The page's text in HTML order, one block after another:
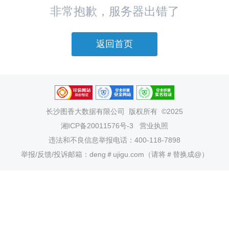
非常抱歉，服务器出错了
返回首页
长沙图香大数据有限公司
版权所有 ©2025
湘ICP备20011576号-3
营业执照
违法和不良信息举报电话：400-118-7898
举报/反馈/投诉邮箱：deng＃ujigu.com（请将＃替换成@）